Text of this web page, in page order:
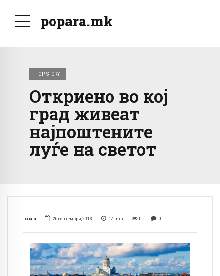
popara.mk
TOP STORY
Откриено во кој
град живеат
најпоштените
луѓе на светот
popara 26 септември, 2013 17 min 0 0